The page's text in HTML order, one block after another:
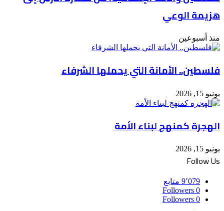
هزيمة الوعي
منذ أسبوعين
فلسطين.. الأمانة التي يحملها الشرفاء
يونيو 15, 2026
الهجرة كمنهج لبناء الأمة
يونيو 15, 2026
Follow Us
9٬079 متابع
0
Followers
0
Followers